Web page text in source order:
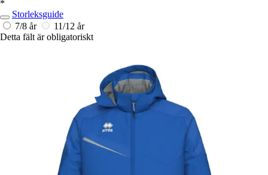
*
Storleksguide
7/8 år
11/12 år
Detta fält är obligatoriskt